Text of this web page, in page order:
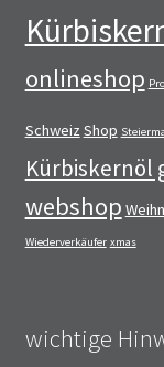
onlineshop
Schweiz Shop
Kürbiskernöl
webshop
Wiederverkäufer xmas
wichtige